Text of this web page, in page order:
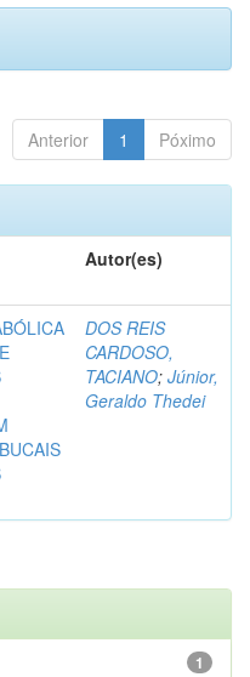
Anterior 1 Póximo
Autor(es)
DOS REIS
CARDOSO,
TACIANO; Júnior,
Geraldo Thedei
1